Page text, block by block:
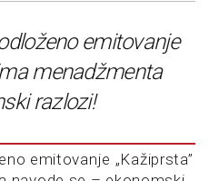
emitovanje
menadžmenta
razlozi!
emitovanje „Kažiprsta”